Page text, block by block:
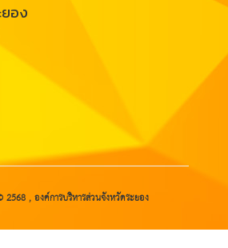
อง
, องค์การบริหารส่วนจังหวัดระยอง